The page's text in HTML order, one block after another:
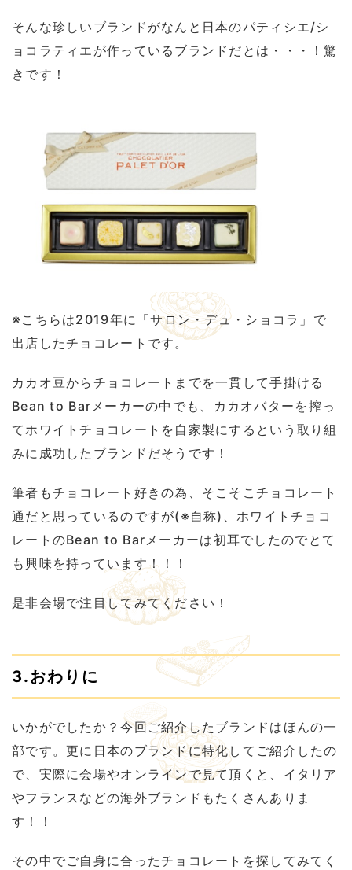
そんな珍しいブランドがなんと日本のパティシエ/シ
ョコラティエが作っているブランドだとは・・・！驚
きです！
※こちらは2019年に「サロン・デュ・ショコラ」で
出店したチョコレートです。
カカオ豆からチョコレートまでを一貫して手掛ける
Bean to Barメーカーの中でも、カカオバターを搾っ
てホワイトチョコレートを自家製にするという取り組
みに成功したブランドだそうです！
筆者もチョコレート好きの為、そこそこチョコレート
通だと思っているのですが(※自称)、ホワイトチョコ
レートのBean to Barメーカーは初耳でしたのでとて
も興味を持っています！！！
是非会場で注目してみてください！
3.おわりに
いかがでしたか？今回ご紹介したブランドはほんの一
部です。更に日本のブランドに特化してご紹介したの
で、実際に会場やオンラインで見て頂くと、イタリア
やフランスなどの海外ブランドもたくさんありま
す！！
その中でご自身に合ったチョコレートを探してみてく